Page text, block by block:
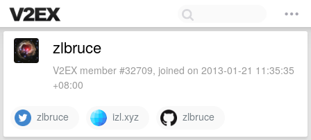
zlbruce
V2EX member #32709, joined on 2013-01-21 11:35:35
+08:00
zlbruce izl.xyz zlbruce